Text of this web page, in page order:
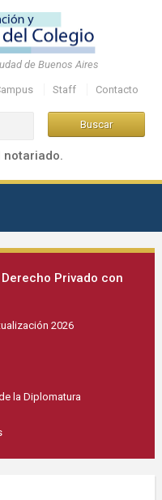
de Buenos Aires
Staff Contacto
notariado.
Privado con
2026
la Diplomatura